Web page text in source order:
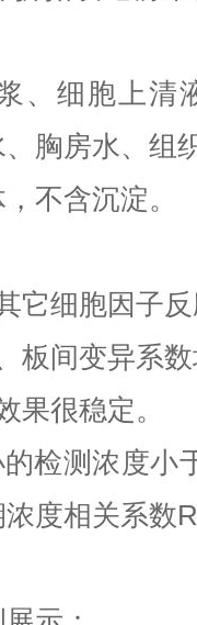
、细胞上
胸房水、组
不含沉淀。
它细胞因子
板间变异系
果很稳定。
的检测浓度小
度相关系数R